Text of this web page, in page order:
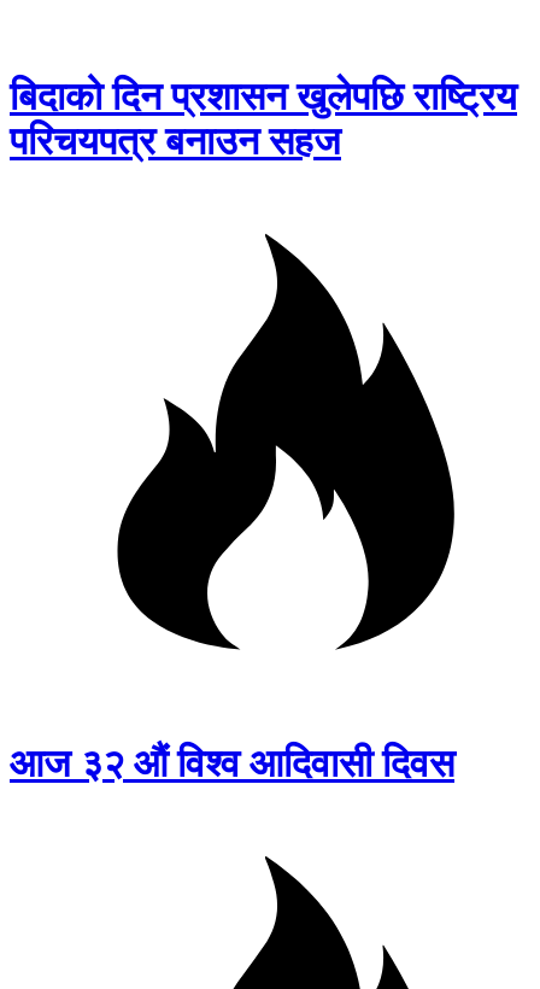
बिदाको दिन प्रशासन खुलेपछि राष्ट्रिय
परिचयपत्र बनाउन सहज
आज ३२ औं विश्व आदिवासी दिवस